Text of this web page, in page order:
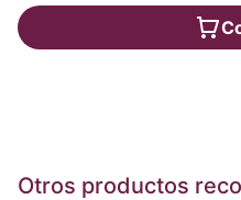
Otros productos